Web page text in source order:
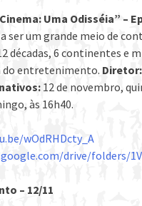
Uma Odisséia” –
ser um grande meio de
décadas, 6 continentes e
do entretenimento. Diretor:
12 de novembro,
às 16h40.
wOdRHDcty_A
drive/folders/
– 12/11